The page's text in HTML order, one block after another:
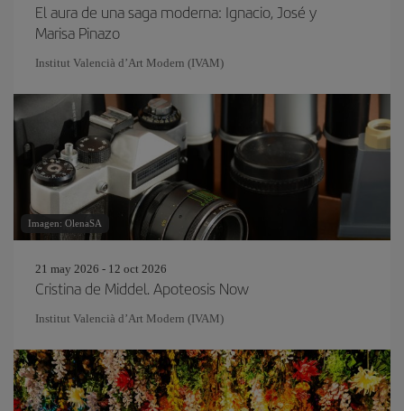
El aura de una saga moderna: Ignacio, José y
Marisa Pinazo
Institut Valencià d’Art Modern (IVAM)
Imagen: OlenaSA
21 may 2026 - 12 oct 2026
Cristina de Middel. Apoteosis Now
Institut Valencià d’Art Modern (IVAM)